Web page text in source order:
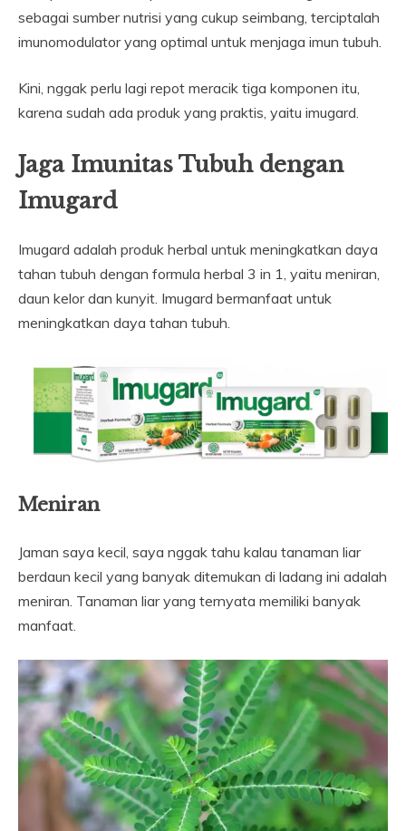
sebagai sumber nutrisi yang cukup seimbang, terciptalah
imunomodulator yang optimal untuk menjaga imun tubuh.
Kini, nggak perlu lagi repot meracik tiga komponen itu,
karena sudah ada produk yang praktis, yaitu imugard.
Jaga Imunitas Tubuh dengan
Imugard
Imugard adalah produk herbal untuk meningkatkan daya
tahan tubuh dengan formula herbal 3 in 1, yaitu meniran,
daun kelor dan kunyit. Imugard bermanfaat untuk
meningkatkan daya tahan tubuh.
Meniran
Jaman saya kecil, saya nggak tahu kalau tanaman liar
berdaun kecil yang banyak ditemukan di ladang ini adalah
meniran. Tanaman liar yang ternyata memiliki banyak
manfaat.